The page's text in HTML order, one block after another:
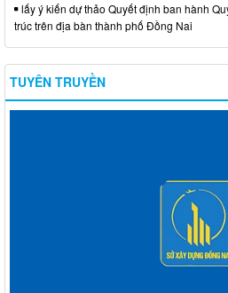
lấy ý kiến dự thảo Quyết định ban hành
trúc trên địa bàn thành phố Đồng Nai
TUYÊN TRUYỀN